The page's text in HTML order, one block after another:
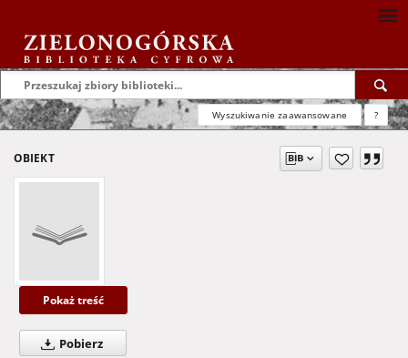
Wyszukiwanie zaawansowane ?
OBIEKT
Pokaż treść
Pobierz